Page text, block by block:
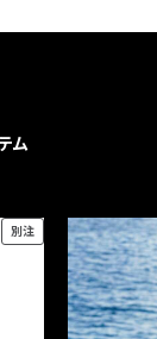
ォーカスブランド
ム
別注